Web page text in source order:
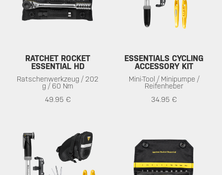
RATCHET ROCKET
ESSENTIAL HD
Ratschenwerkzeug / 202
g / 60 Nm
49.95 €
ESSENTIALS CYCLING
ACCESSORY KIT
Mini-Tool / Minipumpe /
Reifenheber
34.95 €